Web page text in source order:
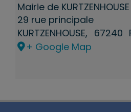
Mairie de KURTZENHOUSE
29 rue principale
KURTZENHOUSE, 67240
+ Google Map